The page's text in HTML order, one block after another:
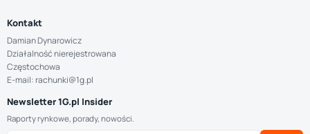
Kontakt
Damian Dynarowicz
Działalność nierejestrowana
Częstochowa
E-mail: rachunki@1g.pl
Newsletter 1G.pl Insider
Raporty rynkowe, porady, nowości.